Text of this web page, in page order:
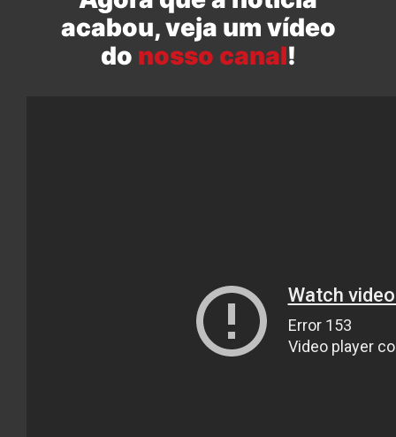
acabou, veja um vídeo
do nosso canal!